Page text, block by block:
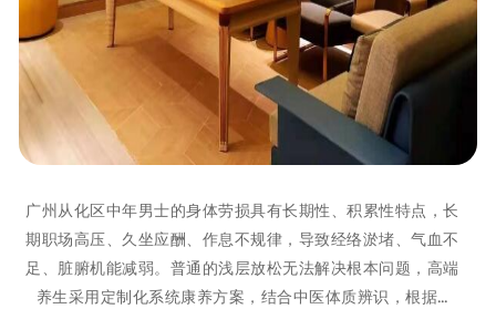
广州从化区中年男士的身体劳损具有长期性、积累性特点，长
期职场高压、久坐应酬、作息不规律，导致经络淤堵、气血不
足、脏腑机能减弱。普通的浅层放松无法解决根本问题，高端
养生采用定制化系统康养方案，结合中医体质辨识，根据…